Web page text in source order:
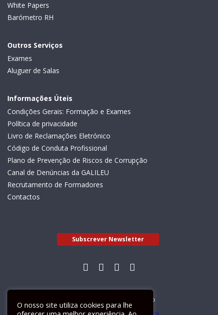
White Papers
Barómetro RH
Outros Serviços
Exames
Aluguer de Salas
Informações Úteis
Condições Gerais: Formação e Exames
Política de privacidade
Livro de Reclamações Eletrónico
Código de Conduta Profissional
Plano de Prevenção de Riscos de Corrupção
Canal de Denúncias da GALILEU
Recrutamento de Formadores
Contactos
Subscrever Newsletter
Livro de Reclamações Electrónico
O nosso site utiliza cookies para lhe